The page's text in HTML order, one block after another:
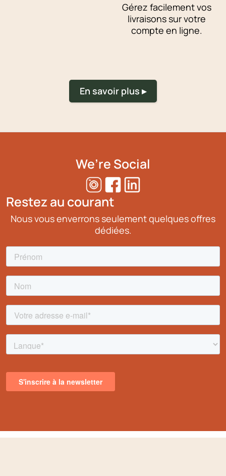
Gérez facilement vos
livraisons sur votre
compte en ligne.
En savoir plus ▸
We’re Social
Restez au courant
Nous vous enverrons seulement quelques offres
dédiées.